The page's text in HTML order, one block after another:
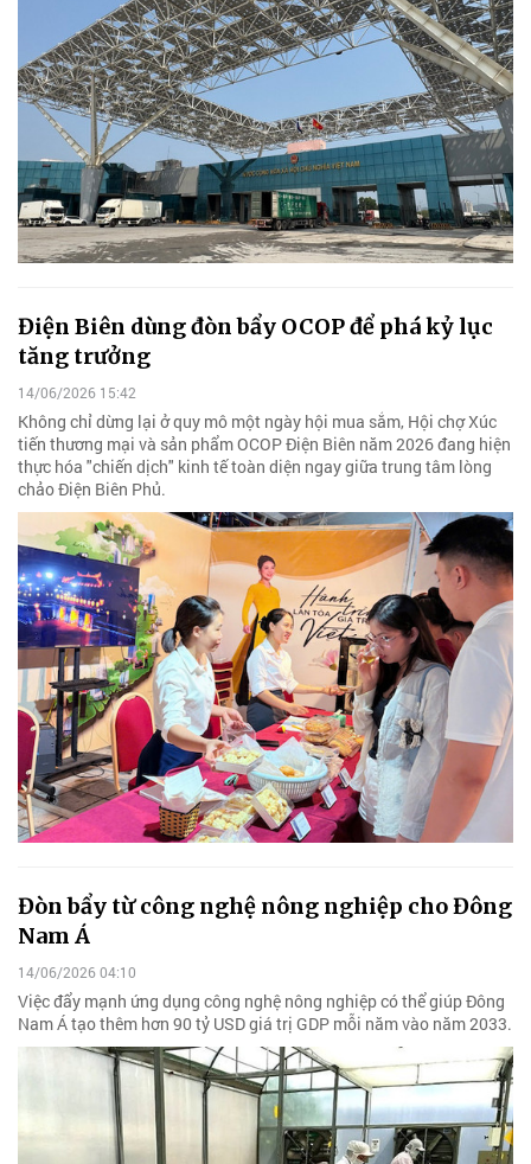
Điện Biên dùng đòn bẩy OCOP để phá kỷ lục
tăng trưởng
14/06/2026 15:42
Không chỉ dừng lại ở quy mô một ngày hội mua sắm, Hội chợ Xúc
tiến thương mại và sản phẩm OCOP Điện Biên năm 2026 đang hiện
thực hóa "chiến dịch" kinh tế toàn diện ngay giữa trung tâm lòng
chảo Điện Biên Phủ.
Đòn bẩy từ công nghệ nông nghiệp cho Đông
Nam Á
14/06/2026 04:10
Việc đẩy mạnh ứng dụng công nghệ nông nghiệp có thể giúp Đông
Nam Á tạo thêm hơn 90 tỷ USD giá trị GDP mỗi năm vào năm 2033.